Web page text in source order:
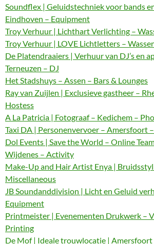
Soundflex | Geluidstechniek voor bands
Eindhoven – Equipment
Troy Verhuur | Lichthart Verlichting –
Troy Verhuur | LOVE Lichtletters –
De Platendraaiers | Verhuur van DJ’s en
Terneuzen – DJ
Het Stadshuys – Assen – Bars & Lounges
Ray van Zuijlen | Exclusieve gastheer –
Hostess
A La Patricia | Fotograaf – Kedichem –
Taxi DA | Personenvervoer – Amersfoort
Dol Events | Save the World – Online
Wijdenes – Activity
Make-Up and Hair Artist Enya |
Miscellaneous
JB Soundanddivision | Licht en Geluid
Equipment
Printmeister | Evenementen Drukwerk –
Printing
De Mof | Ideale trouwlocatie | Amersfoort